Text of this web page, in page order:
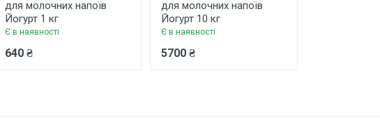
для молочних напоїв
Йогурт 1 кг
Є в наявності
640 ₴
для молочних напоїв
Йогурт 10 кг
Є в наявності
5700 ₴